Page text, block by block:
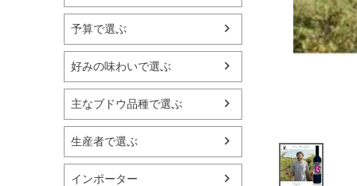
予算で選ぶ
好みの味わいで選ぶ
主なブドウ品種で選ぶ
生産者で選ぶ
インポーター